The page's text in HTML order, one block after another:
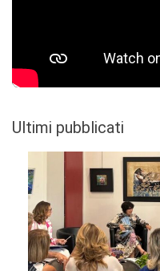
Ultimi pubblicati